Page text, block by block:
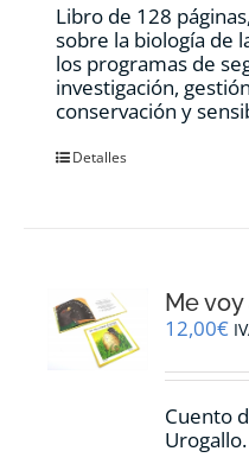
Libro de 128
sobre la biología de
los programas de
investigación,
conservación y
Detalles
Me
12,00€
Cuento
Urogallo.